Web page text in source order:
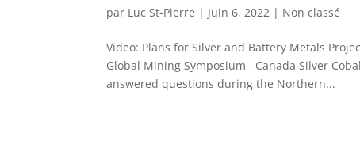
par Luc St-Pierre | Juin 6, 2022 | Non classé
Video: Plans for Silver and Battery Metals
Global Mining Symposium Canada Silver
answered questions during the Northern...